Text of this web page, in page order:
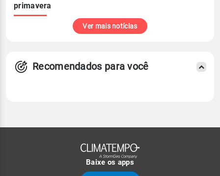
primavera
Ver mais notícias
Recomendados para você
Baixe os apps